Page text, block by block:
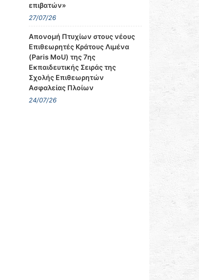
επιβατών»
27/07/26
Απονομή Πτυχίων στους νέους
Επιθεωρητές Κράτους Λιμένα
(Paris MoU) της 7ης
Εκπαιδευτικής Σειράς της
Σχολής Επιθεωρητών
Ασφαλείας Πλοίων
24/07/26